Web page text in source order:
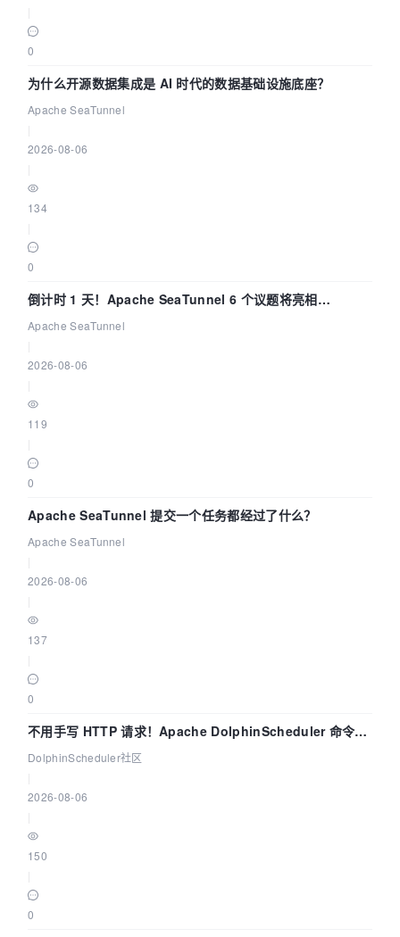
0
为什么开源数据集成是 AI 时代的数据基础设施底座？
Apache SeaTunnel
2026-08-06
134
0
倒计时 1 天！Apache SeaTunnel 6 个议题将亮相
Community Over Code Asia 2026
Apache SeaTunnel
2026-08-06
119
0
Apache SeaTunnel 提交一个任务都经过了什么？
Apache SeaTunnel
2026-08-06
137
0
不用手写 HTTP 请求！Apache DolphinScheduler 命令行
dsctl 两分钟上手
DolphinScheduler社区
2026-08-06
150
0